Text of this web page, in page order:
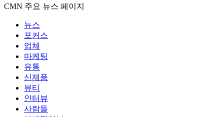
CMN 주요 뉴스 페이지
뉴스
포커스
업체
마케팅
유통
신제품
뷰티
인터뷰
사람들